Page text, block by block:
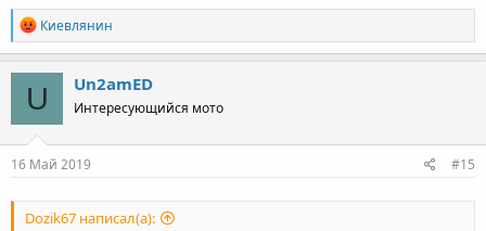
R
e
a
c
i
o
n
s
Киевлянин
U Un2amED
Интересующийся мото
16 Май 2019 #15
Dozik67 написал(а):